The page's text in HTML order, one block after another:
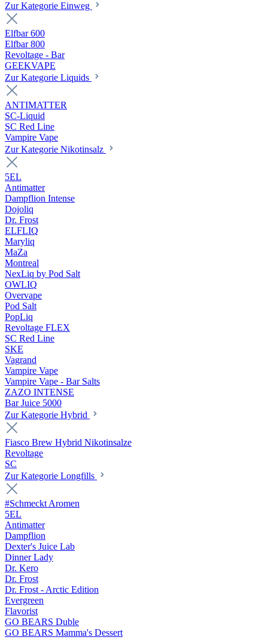
Zur Kategorie Einweg
Elfbar 600
Elfbar 800
Revoltage - Bar
GEEKVAPE
Zur Kategorie Liquids
ANTIMATTER
SC-Liquid
SC Red Line
Vampire Vape
Zur Kategorie Nikotinsalz
5EL
Antimatter
Dampflion Intense
Dojoliq
Dr. Frost
ELFLIQ
Maryliq
MaZa
Montreal
NexLiq by Pod Salt
OWLIQ
Overvape
Pod Salt
PopLiq
Revoltage FLEX
SC Red Line
SKE
Vagrand
Vampire Vape
Vampire Vape - Bar Salts
ZAZO INTENSE
Bar Juice 5000
Zur Kategorie Hybrid
Fiasco Brew Hybrid Nikotinsalze
Revoltage
SC
Zur Kategorie Longfills
#Schmeckt Aromen
5EL
Antimatter
Dampflion
Dexter's Juice Lab
Dinner Lady
Dr. Kero
Dr. Frost
Dr. Frost - Arctic Edition
Evergreen
Flavorist
GO BEARS Duble
GO BEARS Mamma's Dessert